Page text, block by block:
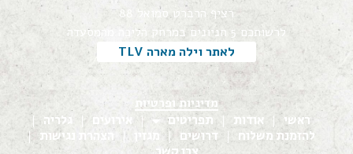
רציף הרברט סמואל 88
לרשותכם 5 חניונים במרחק הליכה מהמסעדה
לאתר וילה מארה TLV
מדיניות ופרטיות
ראשי אודות תפריטים אירועים
גלריה
להזמנת משלוח
דרושים מגזין
הצהרת נגישות